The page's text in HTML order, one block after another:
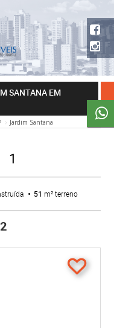
SANTANA EM
Jardim Santana
1
51 m² terreno